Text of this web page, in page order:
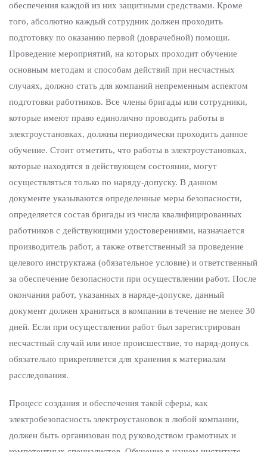
обеспечения каждой из них защитными средствами. Кроме
того, абсолютно каждый сотрудник должен проходить
подготовку по оказанию первой (доврачебной) помощи.
Проведение мероприятий, на которых проходит обучение
основным методам и способам действий при несчастных
случаях, должно стать для компаний непременным аспектом
подготовки работников. Все члены бригады или сотрудники,
которые имеют право единолично проводить работы в
электроустановках, должны периодически проходить данное
обучение. Стоит отметить, что работы в электроустановках,
которые находятся в действующем состоянии, могут
осуществляться только по наряду-допуску. В данном
документе указываются определенные меры безопасности,
определяется состав бригады из числа квалифицированных
работников с действующими удостоверениями, назначается
производитель работ, а также ответственный за проведение
целевого инструктажа (обязательное условие) и ответственный
за обеспечение безопасности при осуществлении работ. После
окончания работ, указанных в наряде-допуске, данный
документ должен храниться в компании в течение не менее 30
дней. Если при осуществлении работ был зарегистрирован
несчастный случай или иное происшествие, то наряд-допуск
обязательно прикрепляется для хранения к материалам
расследования.
Процесс создания и обеспечения такой сферы, как
электробезопасность электроустановок в любой компании,
должен быть организован под руководством грамотных и